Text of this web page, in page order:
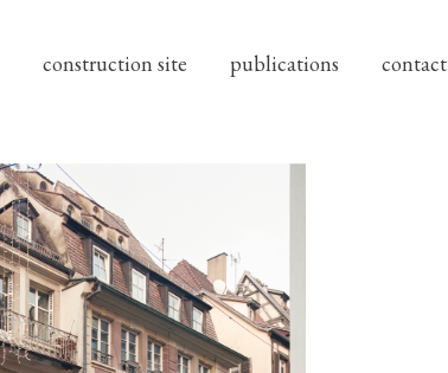
construction site publications contact